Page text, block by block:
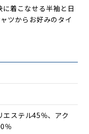
着こなせる半袖と日
ツからお好みのタイ
ステル45％、アク
％